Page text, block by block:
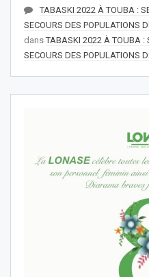
TABASKI 2022 À TOUBA :
SECOURS DES POPULATIONS
dansTABASKI 2022 À TOUBA :
SECOURS DES POPULATIONS